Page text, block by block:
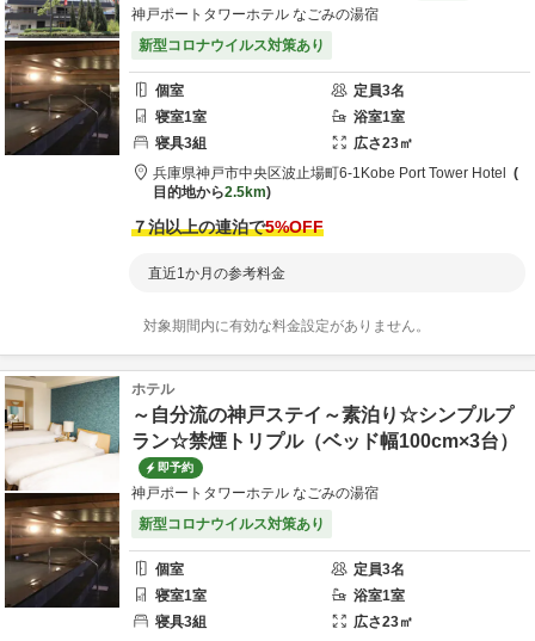
神戸ポートタワーホテル なごみの湯宿
新型コロナウイルス対策あり
個室 定員3名
寝室1室 浴室1室
寝具3組 広さ23㎡
兵庫県神戸市中央区波止場町6-1 Kobe Port Tower Hotel
目的地から2.5km
７泊以上の連泊で5%OFF
直近1か月の参考料金
対象期間内に有効な料金設定がありません。
ホテル
～自分流の神戸ステイ～素泊り☆シンプルプ
ラン☆禁煙トリプル（ベッド幅100cm×3台）
即予約
神戸ポートタワーホテル なごみの湯宿
新型コロナウイルス対策あり
個室 定員3名
寝室1室 浴室1室
寝具3組 広さ23㎡